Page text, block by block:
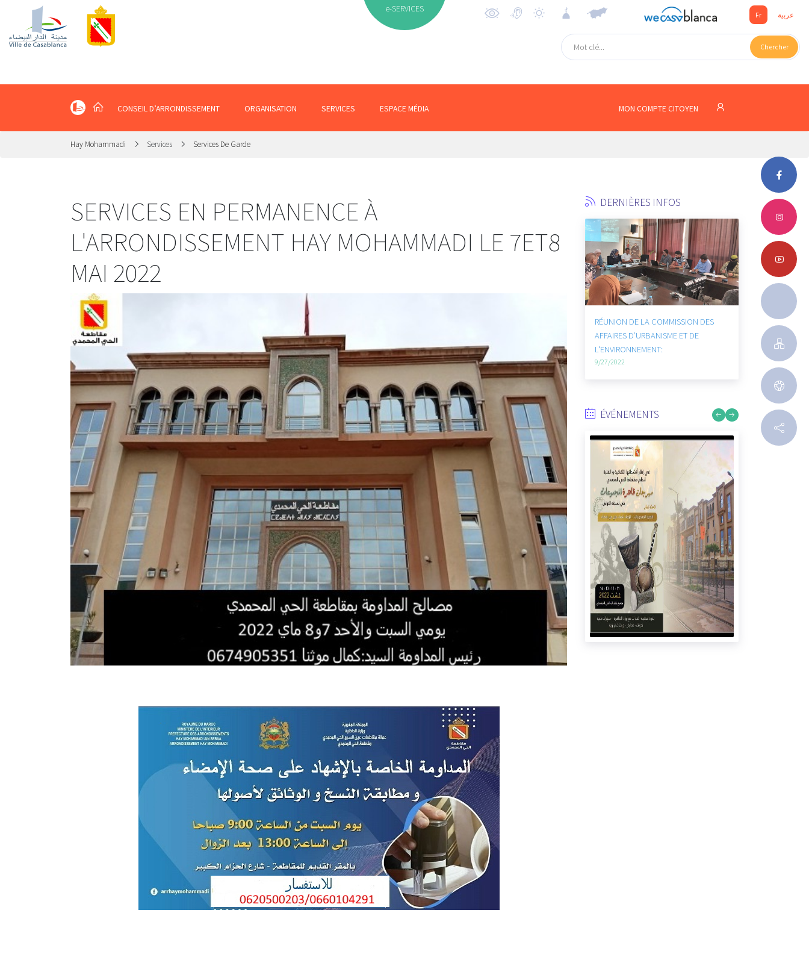
e-SERVICES
Fr عربية
Chercher
CONSEIL D’ARRONDISSEMENT ORGANISATION SERVICES ESPACE MÉDIA MON COMPTE CITOYEN
Hay Mohammadi Services Services De Garde
SERVICES EN PERMANENCE À
L'ARRONDISSEMENT HAY MOHAMMADI LE 7ET8
MAI 2022
DERNIÈRES INFOS
RÉUNION DE LA COMMISSION DES
AFFAIRES SOCIALES ET CULTURELS :
9/27/2022